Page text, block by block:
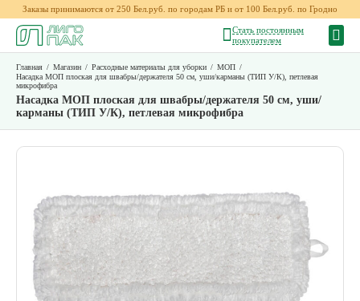
Заказы принимаются от 250 Бел.руб. по городам РБ и от 100 Бел.руб. по Гродно
Стать постоянным
покупателем
Главная / Магазин / Расходные материалы для уборки / МОП /
Насадка МОП плоская для швабры/держателя 50 см, уши/карманы (ТИП У/К), петлевая
микрофибра
Насадка МОП плоская для швабры/держателя 50 см, уши/
карманы (ТИП У/К), петлевая микрофибра